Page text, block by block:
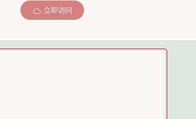
立即访问